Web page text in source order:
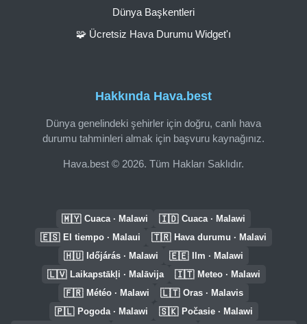
Hakkında Hava.best
Dünya genelindeki şehirler için doğru, canlı hava
durumu tahminleri almak için başvuru kaynağınız.
Hava.best © 2026. Tüm Hakları Saklıdır.
Dünya Başkentleri
🧩 Ücretsiz Hava Durumu Widget'ı
🇲🇾 Cuaca · Malawi 🇮🇩 Cuaca · Malawi
🇪🇸 El tiempo · Malaui 🇹🇷 Hava durumu · Malavi
🇭🇺 Időjárás · Malawi 🇪🇪 Ilm · Malawi
🇱🇻 Laikapstākļi · Malāvija 🇮🇹 Meteo · Malawi
🇫🇷 Météo · Malawi 🇱🇹 Oras · Malavis
🇵🇱 Pogoda · Malawi 🇸🇰 Počasie · Malawi